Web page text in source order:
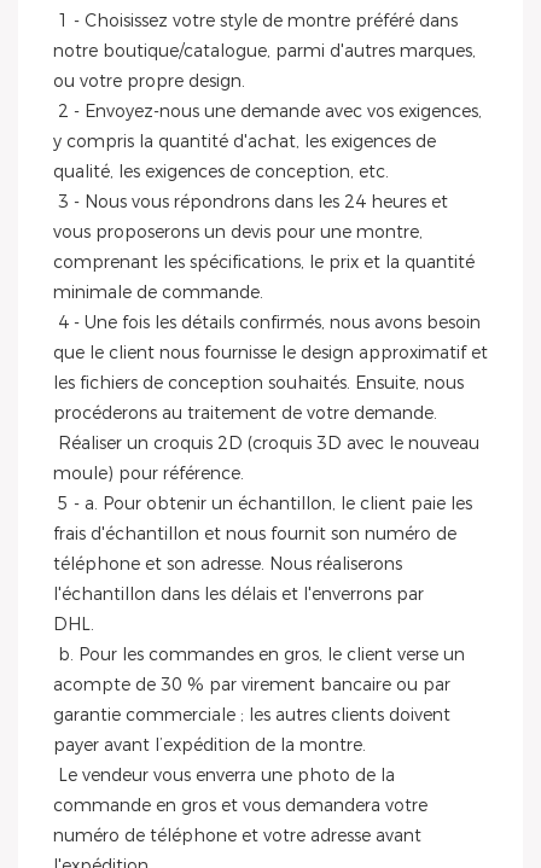
1 - Choisissez votre style de montre préféré dans
notre boutique/catalogue, parmi d'autres marques,
ou votre propre design.
y compris la quantité d'achat, les exigences de
qualité, les exigences de conception, etc.
vous proposerons un devis pour une montre,
comprenant les spécifications, le prix et la quantité
minimale de commande.
que le client nous fournisse le design approximatif et
les fichiers de conception souhaités. Ensuite, nous
procéderons au traitement de votre demande.
moule) pour référence.
frais d'échantillon et nous fournit son numéro de
téléphone et son adresse. Nous réaliserons
l'échantillon dans les délais et l'enverrons par
DHL.
acompte de 30 % par virement bancaire ou par
garantie commerciale ; les autres clients doivent
payer avant l’expédition de la montre.
commande en gros et vous demandera votre
numéro de téléphone et votre adresse avant